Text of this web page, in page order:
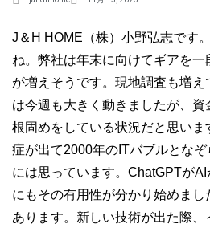
J＆H HOME（株）小野弘志です
ね。弊社は年末に向けてギアを
が増えそうです。現地調査も増
は今週も大きく動きましたが、
根固めをしている状況だと思い
症が出て2000年のITバブルとな
には思っています。ChatGPTが
にもその有用性が分かり始めま
あります。新しい技術が出た際